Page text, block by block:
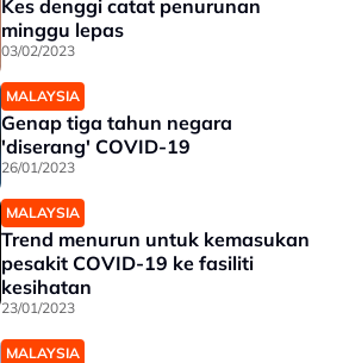
Kes denggi catat penurunan
minggu lepas
03/02/2023
MALAYSIA
Genap tiga tahun negara
'diserang' COVID-19
26/01/2023
MALAYSIA
Trend menurun untuk kemasukan
pesakit COVID-19 ke fasiliti
kesihatan
23/01/2023
MALAYSIA